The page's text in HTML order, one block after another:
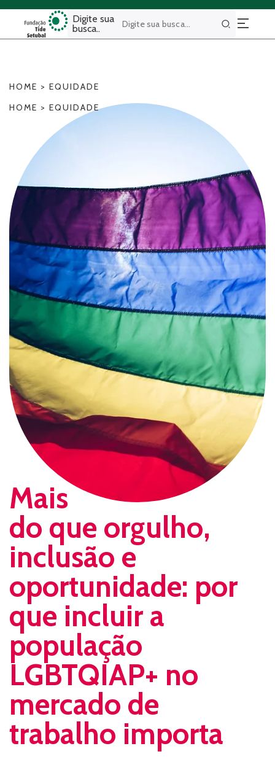
Digite sua
busca..
Buscar
HOME > EQUIDADE
HOME > EQUIDADE
Mais
do que orgulho,
inclusão e
oportunidade: por
que incluir a
população
LGBTQIAP+ no
mercado de
trabalho importa